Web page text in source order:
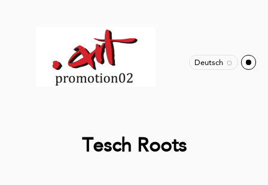
Deutsch
Tesch Roots